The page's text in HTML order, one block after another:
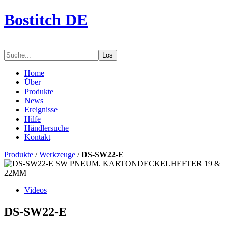
Bostitch DE
Los
Home
Über
Produkte
News
Ereignisse
Hilfe
Händlersuche
Kontakt
Produkte /Werkzeuge /DS-SW22-E
Videos
DS-SW22-E